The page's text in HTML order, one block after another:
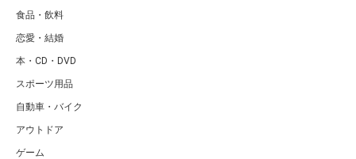
食品・飲料
恋愛・結婚
本・CD・DVD
スポーツ用品
自動車・バイク
アウトドア
ゲーム